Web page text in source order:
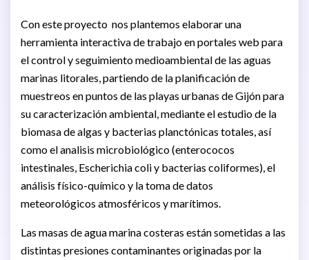
Con este proyecto nos plantemos elaborar una
herramienta interactiva de trabajo en portales web para
el control y seguimiento medioambiental de las aguas
marinas litorales, partiendo de la planificación de
muestreos en puntos de las playas urbanas de Gijón para
su caracterización ambiental, mediante el estudio de la
biomasa de algas y bacterias planctónicas totales, así
como el analisis microbiológico (enterococos
intestinales, Escherichia coli y bacterias coliformes), el
análisis físico-químico y la toma de datos
meteorológicos atmosféricos y marítimos.
Las masas de agua marina costeras están sometidas a las
distintas presiones contaminantes originadas por la